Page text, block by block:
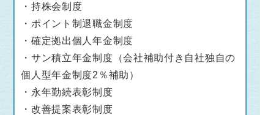
・持株会制度
・ポイント制退職金制度
・確定拠出個人年金制度
・サン積立年金制度（会社補助付き自社独自の
個人型年金制度2％補助）
・永年勤続表彰制度
・改善提案表彰制度